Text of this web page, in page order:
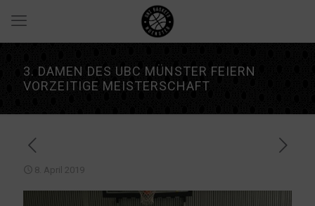
3. DAMEN DES UBC MÜNSTER FEIERN
VORZEITIGE MEISTERSCHAFT
8. April 2019